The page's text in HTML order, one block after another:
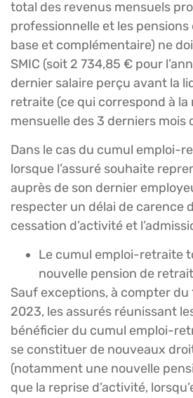
total des revenus mensuels
professionnelle et les
base et complémentaire) ne
SMIC (soit 2 734,85 € pour
dernier salaire perçu avant la
retraite (ce qui correspond à la
mensuelle des 3 derniers mois
Dans le cas du cumul emploi-
lorsque l’assuré souhaite
auprès de son dernier
respecter un délai de carence
cessation d’activité et
Le cumul emploi-retraite
nouvelle pension de
Sauf exceptions, à compter du
2023, les assurés réunissant
bénéficier du cumul emploi-
se constituer de nouveaux
(notamment une nouvelle
que la reprise d’activité,